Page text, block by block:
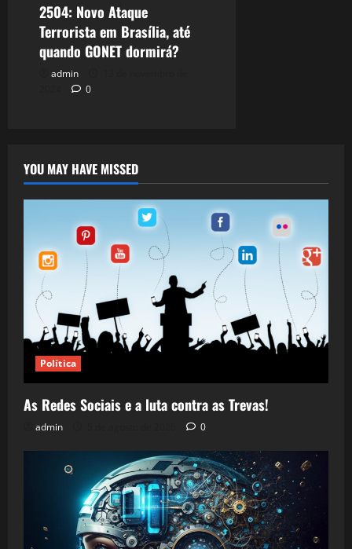
2504: Novo Ataque
Terrorista em Brasília, até
quando GONET dormirá?
admin
0
YOU MAY HAVE MISSED
Política
As Redes Sociais e a luta contra as Trevas!
admin 0